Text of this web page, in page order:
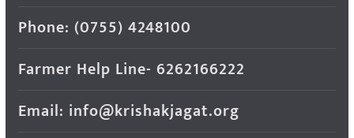
Phone: (0755) 4248100
Farmer Help Line- 6262166222
Email: info@krishakjagat.org